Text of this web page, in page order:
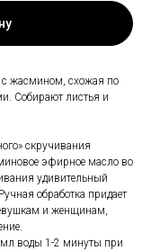
с жасмином, схожая по
Собирают листья и
скручивания
эфирное масло во
удивительный
обработка придает
и женщинам,
воды 1-2 минуты при